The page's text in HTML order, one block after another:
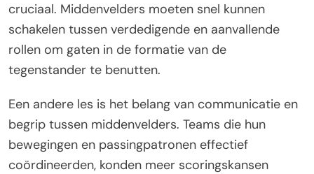
cruciaal. Middenvelders moeten snel kunnen
schakelen tussen verdedigende en aanvallende
rollen om gaten in de formatie van de
tegenstander te benutten.
Een andere les is het belang van communicatie en
begrip tussen middenvelders. Teams die hun
bewegingen en passingpatronen effectief
coördineerden, konden meer scoringskansen